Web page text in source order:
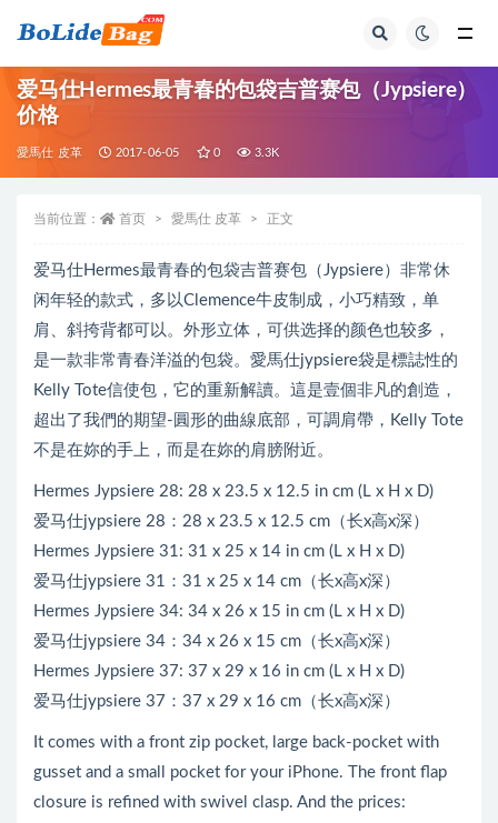
爱马仕Hermes最青春的包袋吉普赛包（Jypsiere）
价格
愛馬仕 皮革 2017-06-05 0 3.3K
当前位置： 首页 愛馬仕 皮革 正文
爱马仕Hermes最青春的包袋吉普赛包（Jypsiere）非常休
闲年轻的款式，多以Clemence牛皮制成，小巧精致，单
肩、斜挎背都可以。外形立体，可供选择的颜色也较多，
是一款非常青春洋溢的包袋。愛馬仕jypsiere袋是標誌性的
Kelly Tote信使包，它的重新解讀。這是壹個非凡的創造，
超出了我們的期望-圓形的曲線底部，可調肩帶，Kelly Tote
不是在妳的手上，而是在妳的肩膀附近。
Hermes Jypsiere 28: 28 x 23.5 x 12.5 in cm (L x H x D)
爱马仕jypsiere 28：28 x 23.5 x 12.5 cm（长x高x深）
Hermes Jypsiere 31: 31 x 25 x 14 in cm (L x H x D)
爱马仕jypsiere 31：31 x 25 x 14 cm（长x高x深）
Hermes Jypsiere 34: 34 x 26 x 15 in cm (L x H x D)
爱马仕jypsiere 34：34 x 26 x 15 cm（长x高x深）
Hermes Jypsiere 37: 37 x 29 x 16 in cm (L x H x D)
爱马仕jypsiere 37：37 x 29 x 16 cm（长x高x深）
It comes with a front zip pocket, large back-pocket with
gusset and a small pocket for your iPhone. The front flap
closure is refined with swivel clasp. And the prices: